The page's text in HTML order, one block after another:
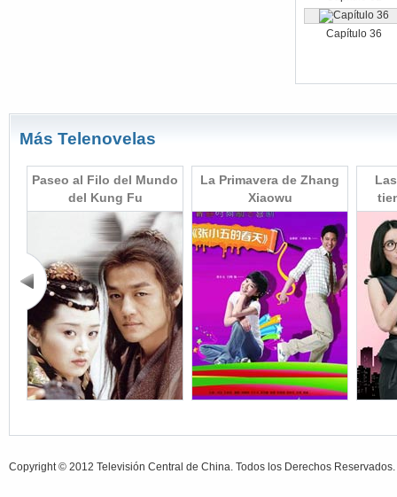
Capítulo 36
Más Telenovelas
Paseo al Filo del Mundo
del Kung Fu
La Primavera de Zhang
Xiaowu
Copyright © 2012 Televisión Central de China. Todos los Derechos Reservados.